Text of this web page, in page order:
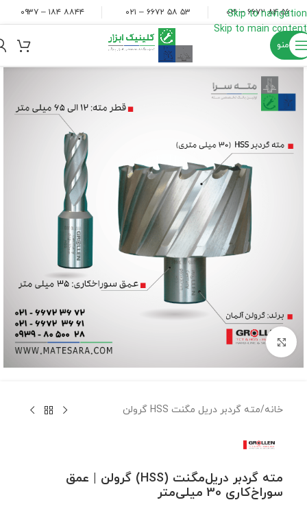
Skip to navigation
Skip to main content
۵۶ ۸۴ ۶۶۷۲ – ۰۲۱ ۵۳ ۵۸ ۶۶۷۲ – ۰۲۱ ۸۸۴۴ ۱۸۴ – ۰۹۳۷
منو
برای بزرگنمایی کلیک کنید
خانه/مته گردبر دریل مگنت HSS گرولن
مته گردبر دریل‌مگنت (HSS) گرولن | عمق
سوراخ‌کاری 30 میلی‌متر